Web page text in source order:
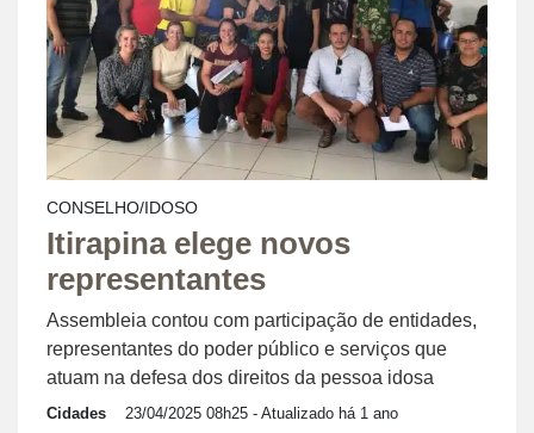
CONSELHO/IDOSO
Itirapina elege novos
representantes
Assembleia contou com participação de entidades,
representantes do poder público e serviços que
atuam na defesa dos direitos da pessoa idosa
Cidades 23/04/2025 08h25 - Atualizado há 1 ano